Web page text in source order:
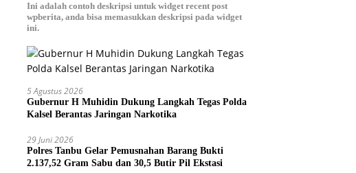
Ini adalah contoh deskripsi untuk widget recent post
wpberita, anda bisa memasukkan deskripsi pada widget
ini.
5 Agustus 2026
Gubernur H Muhidin Dukung Langkah Tegas Polda
Kalsel Berantas Jaringan Narkotika
29 Juni 2026
Polres Tanbu Gelar Pemusnahan Barang Bukti
2.137,52 Gram Sabu dan 30,5 Butir Pil Ekstasi